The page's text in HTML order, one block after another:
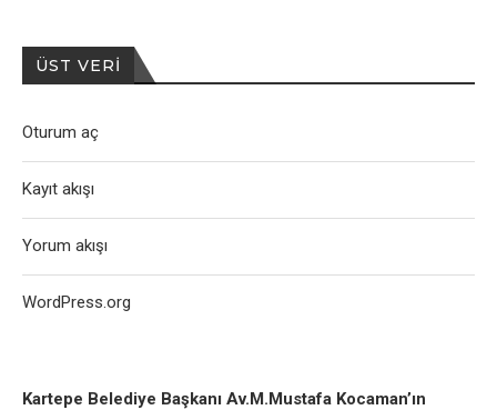
Kartepe Belediye Başkanı Av.M.Mustafa Kocaman’ın
ÜST VERI
Oturum aç
Kayıt akışı
Yorum akışı
WordPress.org